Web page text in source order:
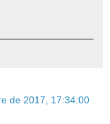
de 2017, 17:34:00